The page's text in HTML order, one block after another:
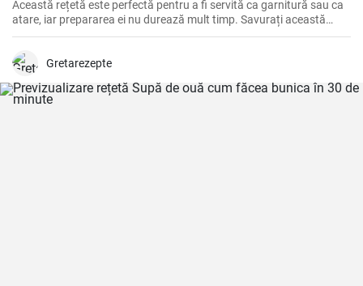
Această rețetă este perfectă pentru a fi servită ca garnitură sau ca
atare, iar prepararea ei nu durează mult timp. Savurați această
varză călită alături de mâncăruri tradiționale și bucurați-vă de
Gretarezepte